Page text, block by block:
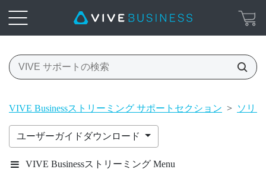
VIVE Businessストリーミング サポートセクション > ソリ
ユーザーガイドダウンロード
VIVE Businessストリーミング Menu